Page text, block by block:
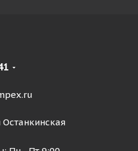
Останкинская